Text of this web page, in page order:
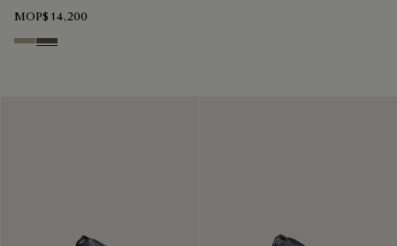
MOP$ 14,200
Pebble Grey
Selva Oscura